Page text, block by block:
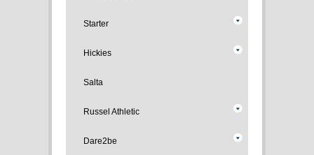
Starter
Hickies
Salta
Russel Athletic
Dare2be